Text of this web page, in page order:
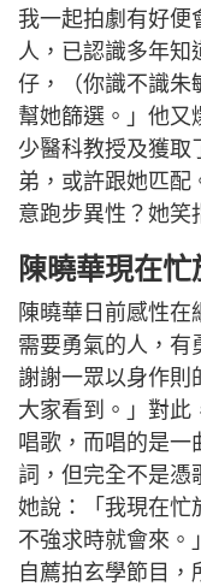
我一起拍劇有好便
人，已認識多年知
仔，（你識不識朱
幫她篩選。」他又
少醫科教授及獲取
弟，或許跟她匹配
意跑步異性？她笑
陳曉華現在
陳曉華日前感性
需要勇氣的人，有
謝謝一眾以身作則
大家看到。」對此
唱歌，而唱的是一
詞，但完全不是憑
她說：「我現在忙
不強求時就會來。
自薦拍玄學節目，